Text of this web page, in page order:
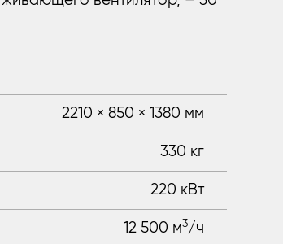
2210 × 850 × 1380 мм
330 кг
220 кВт
12 500 м3/ч